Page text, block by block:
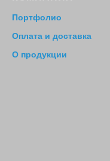
Портфолио
Оплата и доставка
О продукции